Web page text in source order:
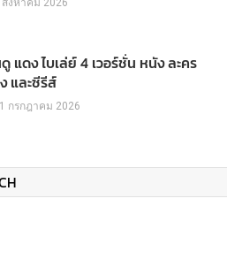
สิงหาคม 2026
แดง ไบเล่ย์ 4 เวอร์ชั่น หนัง ละคร
และซีรีส์
กรกฎาคม 2026